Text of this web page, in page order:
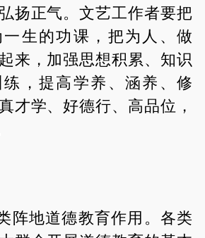
扬正气。文艺工作者要把
生的功课，把为人、做
来，加强思想积累、知识
，提高学养、涵养、修
才学、好德行、高品位，
地道德教育作用。各类